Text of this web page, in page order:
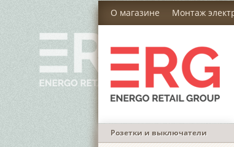
О магазине Монтаж
Розетки и выключатели